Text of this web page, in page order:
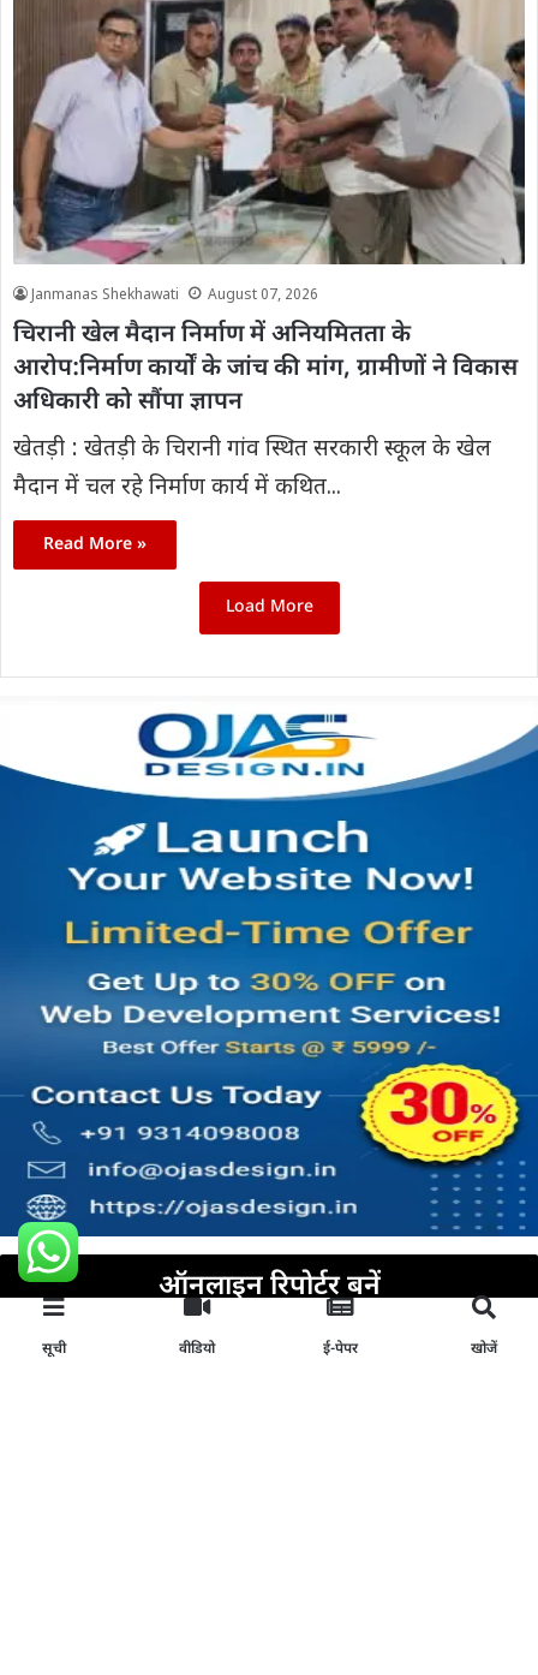
सूची वीडियो ई-पेपर खोजें
Janmanas Shekhawati August 07, 2026
चिरानी खेल मैदान निर्माण में अनियमितता के
आरोप:निर्माण कार्यों के जांच की मांग, ग्रामीणों ने विकास
अधिकारी को सौंपा ज्ञापन
खेतड़ी : खेतड़ी के चिरानी गांव स्थित सरकारी स्कूल के खेल
मैदान में चल रहे निर्माण कार्य में कथित...
Read More »
Load More
ऑनलाइन रिपोर्टर बनें